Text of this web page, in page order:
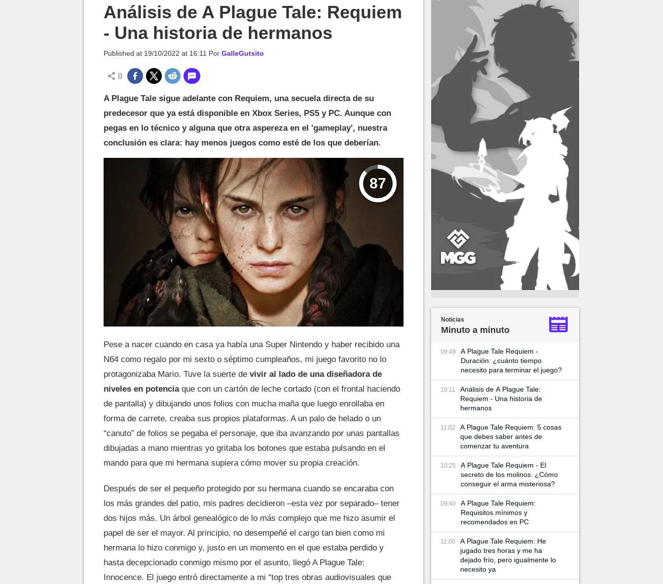
Análisis de A Plague Tale: Requiem
- Una historia de hermanos
Published at 19/10/2022 at 16:11 Por GalleGutsito
0
A Plague Tale sigue adelante con Requiem, una secuela directa de su
predecesor que ya está disponible en Xbox Series, PS5 y PC. Aunque con
pegas en lo técnico y alguna que otra aspereza en el 'gameplay', nuestra
conclusión es clara: hay menos juegos como esté de los que deberían.
87
Pese a nacer cuando en casa ya había una Super Nintendo y haber recibido una
N64 como regalo por mi sexto o séptimo cumpleaños, mi juego favorito no lo
protagonizaba Mario. Tuve la suerte de vivir al lado de una diseñadora de
niveles en potenciaque con un cartón de leche cortado (con el frontal haciendo
de pantalla) y dibujando unos folios con mucha maña que luego enrollaba en
forma de carrete, creaba sus propios plataformas. A un palo de helado o un
“canuto” de folios se pegaba el personaje, que iba avanzando por unas pantallas
dibujadas a mano mientras yo gritaba los botones que estaba pulsando en el
mando para que mi hermana supiera cómo mover su propia creación.
Después de ser el pequeño protegido por su hermana cuando se encaraba con
los más grandes del patio, mis padres decidieron –esta vez por separado– tener
dos hijos más. Un árbol genealógico de lo más complejo que me hizo asumir el
papel de ser el mayor. Al principio, no desempeñé el cargo tan bien como mi
hermana lo hizo conmigo y, justo en un momento en el que estaba perdido y
hasta decepcionado conmigo mismo por el asunto, llegó A Plague Tale:
Innocence. El juego entró directamente a mi “top tres obras audiovisuales que
Noticias
Minuto a minuto
09:49
A Plague Tale Requiem -
Duración: ¿cuánto tiempo
necesito para terminar el juego?
16:11
Análisis de A Plague Tale:
Requiem - Una historia de
hermanos
11:02
A Plague Tale Requiem: 5 cosas
que debes saber antes de
comenzar tu aventura
10:25
A Plague Tale Requiem - El
secreto de los molinos: ¿Cómo
conseguir el arma misteriosa?
09:40
A Plague Tale Requiem:
Requisitos mínimos y
recomendados en PC
11:00
A Plague Tale Requiem: He
jugado tres horas y me ha
dejado frío, pero igualmente lo
necesito ya